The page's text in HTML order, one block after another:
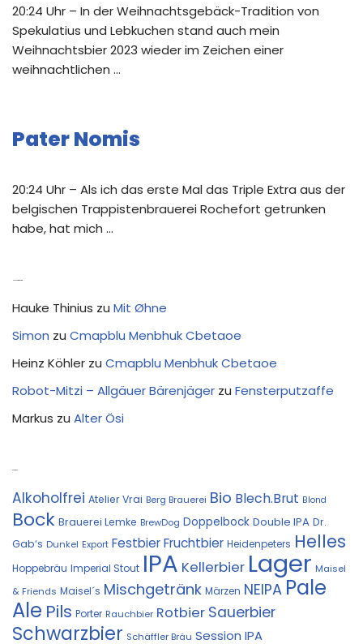
20:24 Uhr – In der Weihnachtsgebäck-Tradition von
Spekulatius und Lebkuchen stand auch mein
Weihnachtsbier 2023 wieder im Zeichen einer
weihnachtlichen …
Pater Nomis
20:24 Uhr – Als ich das erste Mal das Triple Extra aus der
belgischen Trappistenbrauerei Rochefort getrunken
habe, hat mich …
Hauke Thinius zu Mit Øhne
Simon zu Cmapblu Menbhuk Cbetaoe
Heinz Köhler zu Cmapblu Menbhuk Cbetaoe
Robot-Mitzi – Allgäuer Bärenjäger zu Fensterputzaffe
Markus zu Alter Ösi
Alkoholfrei Atelier Vrai Berg Brauerei Bio Blech.Brut Blond
Bock Brauerei Lemke BrewDog Doppelbock Double IPA Dr.
Gab‘s Dunkel Export FestbierFruchtbier Heidenpeters Helles
Hoppebräu Imperial Stout IPA Kellerbier Lager Maisel
& Friends Maisel´s Mischgetränk Märzen NEIPA Pale
Ale Pils Porter Rauchbier Rotbier Sauerbier
Schwarzbier Schäffler Bräu Session IPA